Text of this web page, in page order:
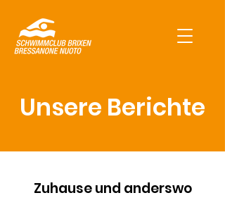
Unsere Berichte
Zuhause und anderswo